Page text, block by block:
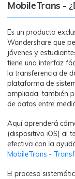
MobileTrans -
Es un producto
Wondershare que
jóvenes y
tiene una interfaz
la transferencia de
plataforma de
ampliada, también
de datos entre
Aquí aprenderá
(dispositivo iOS) al
efectiva con la
MobileTrans -
El proceso